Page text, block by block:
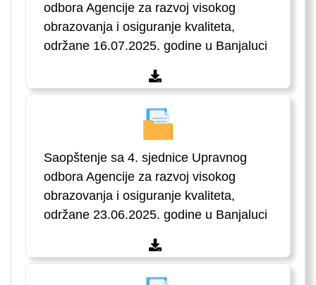
odbora Agencije za razvoj visokog
obrazovanja i osiguranje kvaliteta,
održane 16.07.2025. godine u Banjaluci
Saopštenje sa 4. sjednice Upravnog
odbora Agencije za razvoj visokog
obrazovanja i osiguranje kvaliteta,
održane 23.06.2025. godine u Banjaluci